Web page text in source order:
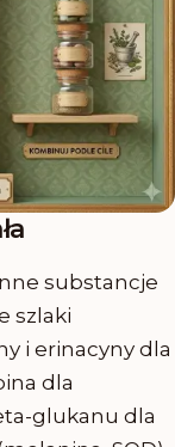
substancje
szlaki
i erinacyny dla
dla
glukanu dla